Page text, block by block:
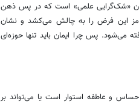
همان «شک‌گرایی علمی» است که در پس ذهن
این فرض را به چالش می‌کشد و نشان
می‌شود. پس چرا ایمان باید تنها حوزه‌ای
و عاطفه استوار است یا می‌تواند بر